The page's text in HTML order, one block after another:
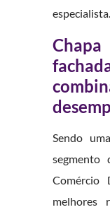
especialista.
Sendo
segmento
Comércio
melhores